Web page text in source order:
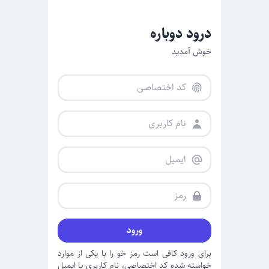
درود دوباره
خوش آمدید
ورود
برای ورود کافی است رمز خو را با یکی از موارد
خواسته شده کد اختصاصی، نام کاربری یا ایمیل